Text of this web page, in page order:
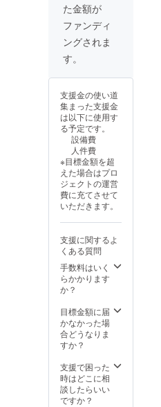
た金額が
ファンディ
ングされま
す。
支援金の使い道
集まった支援金
は以下に使用す
る予定です。
設備費
人件費
※目標金額を超
えた場合はプロ
ジェクトの運営
費に充てさせて
いただきます。
支援に関するよ
くある質問
手数料はいく
らかかります
か？
目標金額に届
かなかった場
合どうなりま
すか？
支援で困った
時はどこに相
談したらいい
ですか？